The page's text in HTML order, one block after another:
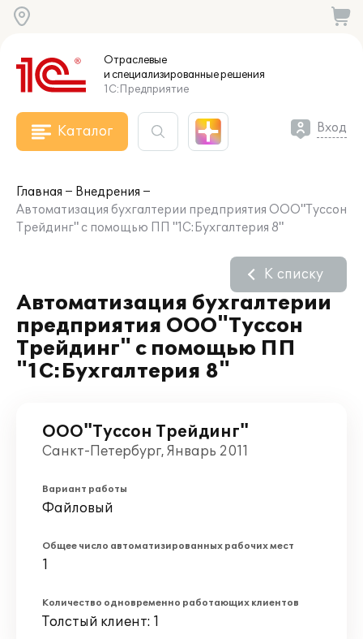
Отраслевые
и специализированныерешения
1С:Предприятие
Каталог Вход
Главная
Внедрения
Автоматизация бухгалтерии предприятия ООО"Туссон
Трейдинг" с помощью ПП "1С:Бухгалтерия 8"
Автоматизация бухгалтерии
предприятия ООО"Туссон
Трейдинг" с помощью ПП
"1С:Бухгалтерия 8"
К списку
ООО"Туссон Трейдинг"
Санкт-Петербург, Январь 2011
Вариант работы
Файловый
Общее число автоматизированных рабочих мест
1
Количество одновременно работающих клиентов
Толстый клиент: 1